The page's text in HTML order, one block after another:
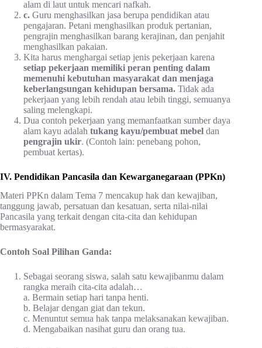
alam di laut untuk mencari nafkah.
c. Guru menghasilkan jasa berupa pendidikan atau
pengajaran. Petani menghasilkan produk pertanian,
pengrajin menghasilkan barang kerajinan, dan penjahit
menghasilkan pakaian.
Kita harus menghargai setiap jenis pekerjaan karena
setiap pekerjaan memiliki peran penting dalam
memenuhi kebutuhan masyarakat dan menjaga
keberlangsungan kehidupan bersama. Tidak ada
pekerjaan yang lebih rendah atau lebih tinggi, semuanya
saling melengkapi.
Dua contoh pekerjaan yang memanfaatkan sumber daya
alam kayu adalah tukang kayu/pembuat mebel dan
pengrajin ukir. (Contoh lain: penebang pohon,
pembuat kertas).
IV. Pendidikan Pancasila dan Kewarganegaraan (PPKn)
Materi PPKn dalam Tema 7 mencakup hak dan kewajiban,
tanggung jawab, persatuan dan kesatuan, serta nilai-nilai
Pancasila yang terkait dengan cita-cita dan kehidupan
bermasyarakat.
Contoh Soal Pilihan Ganda:
Sebagai seorang siswa, salah satu kewajibanmu dalam
rangka meraih cita-cita adalah…
a. Bermain setiap hari tanpa henti.
b. Belajar dengan giat dan tekun.
c. Menuntut semua hak tanpa melaksanakan kewajiban.
d. Mengabaikan nasihat guru dan orang tua.